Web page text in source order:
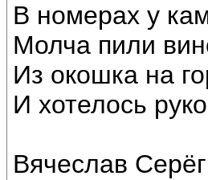
В номерах у
Молча пили
Из окошка на
И хотелось
Вячеслав